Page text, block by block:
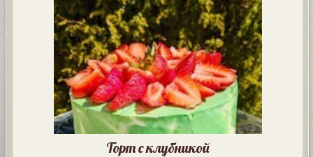
Торт с клубникой